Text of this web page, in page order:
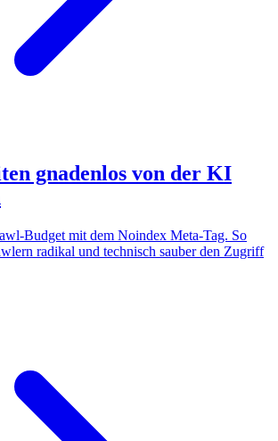
gnadenlos von der KI
Budget mit dem Noindex Meta-Tag. So
radikal und technisch sauber den Zugriff